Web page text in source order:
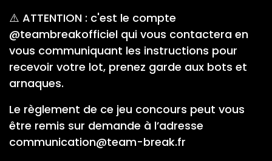
⚠️ ATTENTION : c'est le compte
@teambreakofficiel qui vous contactera en
vous communiquant les instructions pour
recevoir votre lot, prenez garde aux bots et
arnaques.
Le règlement de ce jeu concours peut vous
être remis sur demande à l’adresse
communication@team-break.fr